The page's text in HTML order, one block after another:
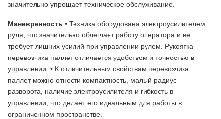
значительно упрощает техническое обслуживание.
Маневренность • Техника оборудована электроусилителем
руля, что значительно облегчает работу оператора и не
требует лишних усилий при управлении рулем. Рукоятка
перевозчика паллет отличается удобством и точностью в
управлении. • К отличительным свойствам перевозчика
паллет можно отнести компактность, малый радиус
разворота, наличие электроусилителя и гибкость в
управлении, что делает его идеальным для работы в
ограниченном пространстве.